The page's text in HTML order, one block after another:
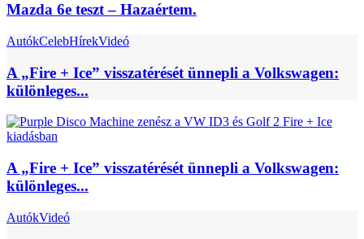
Mazda 6e teszt – Hazaértem.
AutókCelebHírekVideó
A „Fire + Ice” visszatérését ünnepli a Volkswagen:
különleges...
A „Fire + Ice” visszatérését ünnepli a Volkswagen:
különleges...
AutókVideó